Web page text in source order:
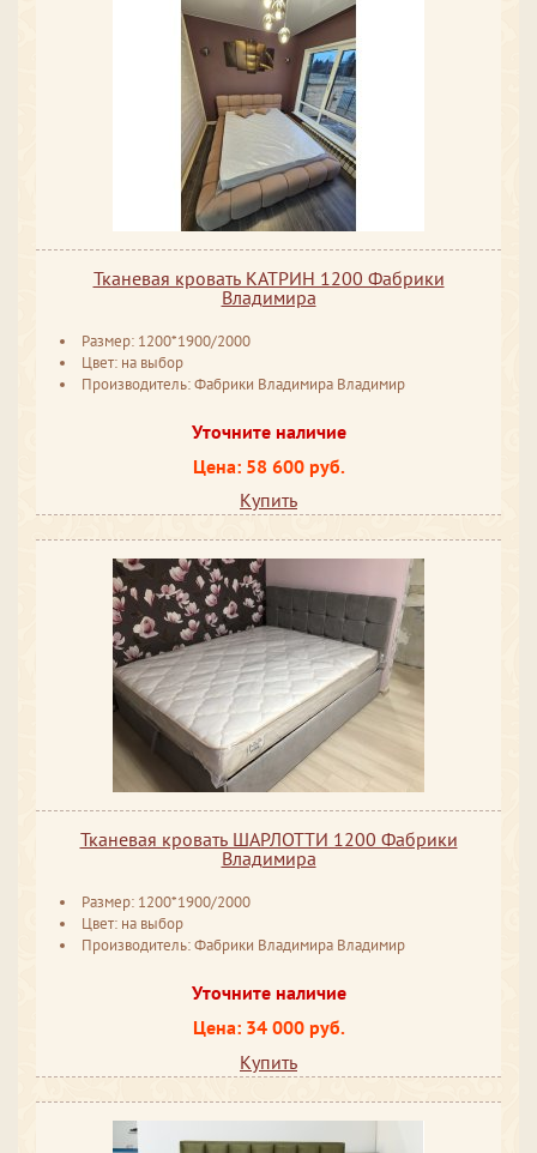
Тканевая кровать КАТРИН 1200 Фабрики
Владимира
Размер: 1200*1900/2000
Цвет: на выбор
Производитель: Фабрики Владимира Владимир
Уточните наличие
Цена: 58 600 руб.
Купить
Тканевая кровать ШАРЛОТТИ 1200 Фабрики
Владимира
Размер: 1200*1900/2000
Цвет: на выбор
Производитель: Фабрики Владимира Владимир
Уточните наличие
Цена: 34 000 руб.
Купить